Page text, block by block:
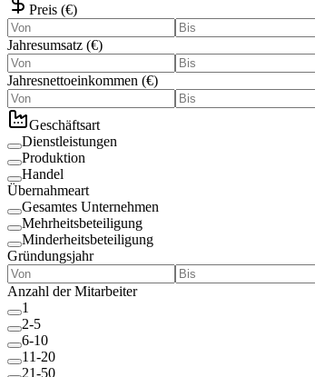
Preis (€)
Jahresumsatz (€)
Jahresnettoeinkommen (€)
Geschäftsart
Dienstleistungen
Produktion
Handel
Übernahmeart
Gesamtes Unternehmen
Mehrheitsbeteiligung
Minderheitsbeteiligung
Gründungsjahr
Anzahl der Mitarbeiter
1
2-5
6-10
11-20
21-50